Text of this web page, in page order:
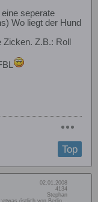
seperate
Wo liegt der Hund
Z.B.: Roll
Top
02.01.2008
4134
Stephan
etwas östlich von Berlin...